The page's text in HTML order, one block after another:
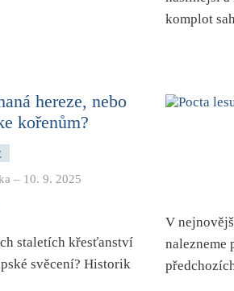
komplot
hereze, nebo
kořenům?
– 10. 9. 2025
staletích křesťanství
svěcení? Historik
V
nalezneme